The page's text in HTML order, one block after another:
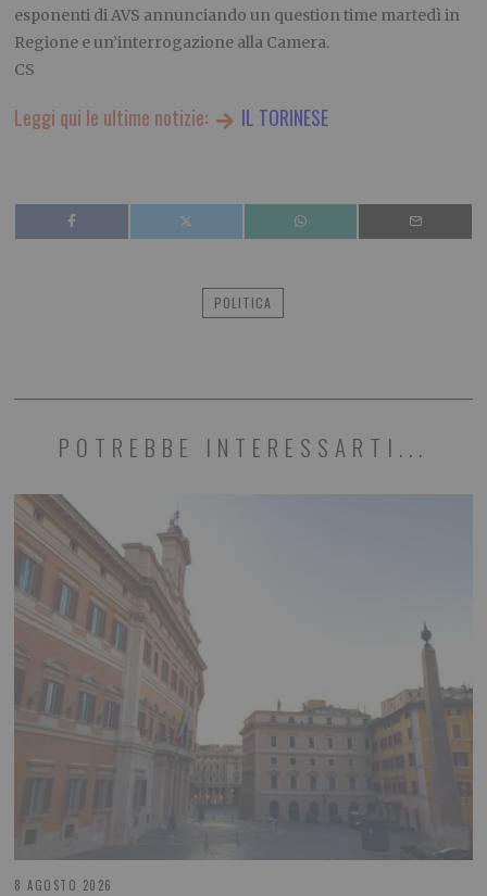
esponenti di AVS annunciando un question time martedì in
Regione e un’interrogazione alla Camera.
CS
Leggi qui le ultime notizie: IL TORINESE
POLITICA
POTREBBE INTERESSARTI...
8 AGOSTO 2026